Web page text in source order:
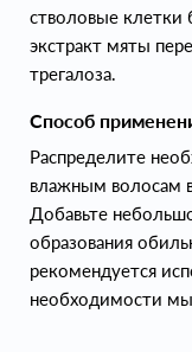
стволовые клетки
экстракт мяты
трегалоза.
Способ
Распределите
влажным волосам
Добавьте
образования
рекомендуется
необходимости